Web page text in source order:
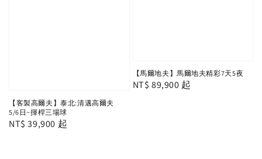
【客製高爾夫】泰北:清邁高爾夫
5/6日~揮桿三場球
Regular
NT$ 39,900 起
【馬爾地夫】馬爾地夫精彩7天5夜
Regular
NT$ 89,900 起